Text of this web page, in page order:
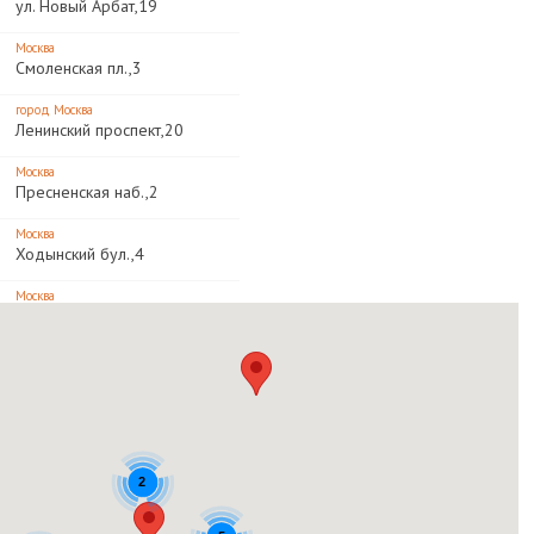
ул. Новый Арбат,19
Москва
Смоленская пл.,3
город Москва
Ленинский проспект,20
Москва
Пресненская наб.,2
Москва
Ходынский бул.,4
Москва
Ленинградское шоссе,16,ТЦ
Метрополис,эт. 1
2